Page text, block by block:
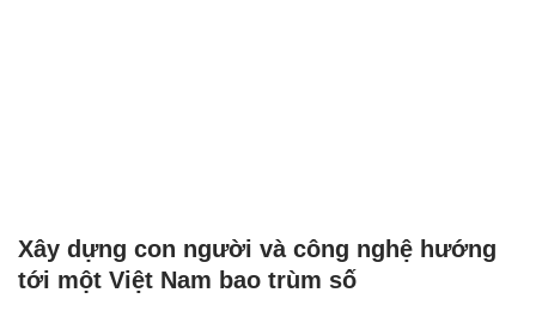
Xây dựng con người và công nghệ hướng
tới một Việt Nam bao trùm số